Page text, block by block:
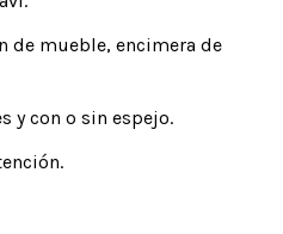
de mueble, encimera de
y con o sin espejo.